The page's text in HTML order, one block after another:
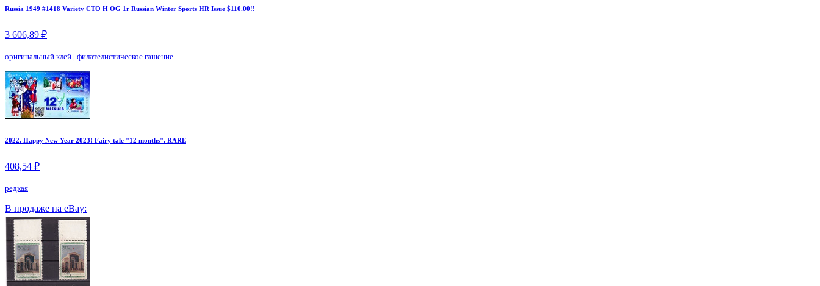
Russia 1949 #1418 Variety CTO H OG 1r Russian Winter Sports HR Issue $110.00!!
3 606,89 ₽
оригинальный клей | филателистическое гашение
2022. Happy New Year 2023! Fairy tale "12 months". RARE
408,54 ₽
редкая
В продаже на eBay: